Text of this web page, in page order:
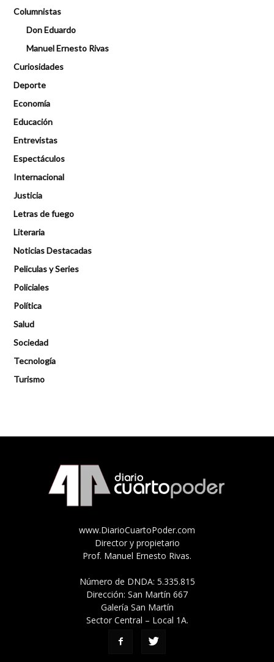
Columnistas
Don Eduardo
Manuel Ernesto Rivas
Curiosidades
Deporte
Economía
Educación
Entrevistas
Espectáculos
Internacional
Justicia
Letras de fuego
Literaria
Noticias Destacadas
Peliculas y Series
Policiales
Política
Salud
Sociedad
Tecnología
Turismo
www.DiarioCuartoPoder.com
Director y propietario
Prof. Manuel Ernesto Rivas.
Número de DNDA: 5.335.815
Dirección: San Martín 667
Galería San Martín
Sector Central – Local 1A.